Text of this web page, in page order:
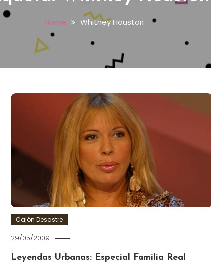
Home Whitney Houston
Cajón Desastre
29/05/2009
Leyendas Urbanas: Especial Familia Real